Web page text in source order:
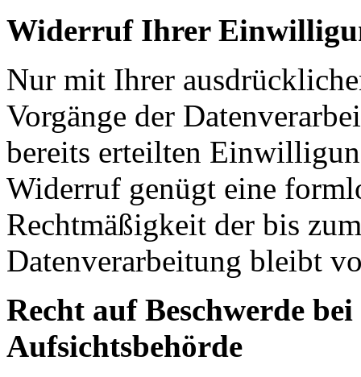
Widerruf Ihrer
Nur mit Ihrer
Vorgänge der
bereits erteilten
Widerruf genügt eine
Rechtmäßigkeit der bis
Datenverarbeitung bleibt
Recht auf Beschwerde
Aufsichtsbehörde